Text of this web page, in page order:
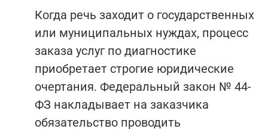
Когда речь заходит о государственных
или муниципальных нуждах, процесс
заказа услуг по диагностике
приобретает строгие юридические
очертания. Федеральный закон № 44-
ФЗ накладывает на заказчика
обязательство проводить